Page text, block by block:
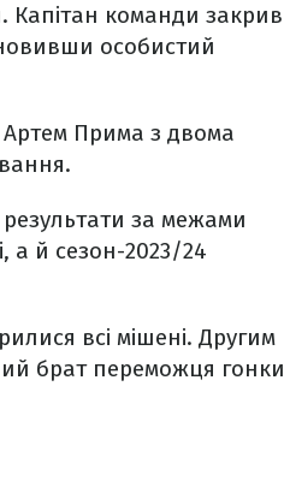
Капітан команди закрив
особистий
Артем Прима з двома
за межами
а й сезон-2023/24
всі мішені. Другим
брат переможця гонки